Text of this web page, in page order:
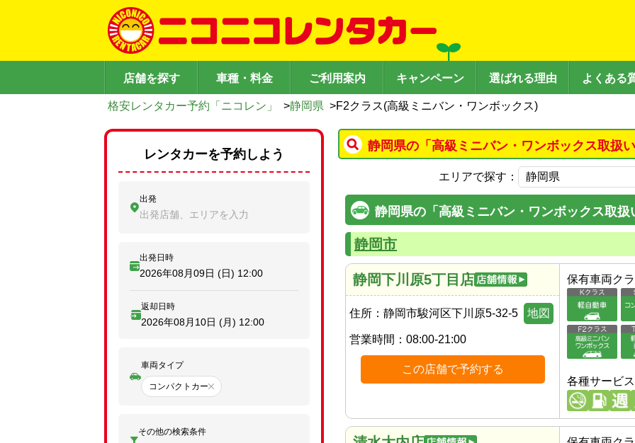
店舗を探す 車種・料金 ご利用案内 キャンペーン 選ばれる理由 よくある
格安レンタカー予約「ニコレン」 >静岡県 >F2クラス(高級ミニバン・ワンボックス)
静岡県の「高級ミニバン・ワンボックス取扱
エリアで探す：
静岡県の「高級ミニバン・ワンボックス取
静岡市
静岡下川原5丁目店
住所： 静岡市駿河区下川原5-32-5 地図
営業時間： 08:00-21:00
この店舗で予約する
保有車両ク
各種サービス
レンタカーを予約しよう
出発
出発店舗、エリアを入力
出発日時
2026年08月09日 (日) 12:00
返却日時
2026年08月10日 (月) 12:00
車両タイプ
コンパクトカー
その他の検索条件